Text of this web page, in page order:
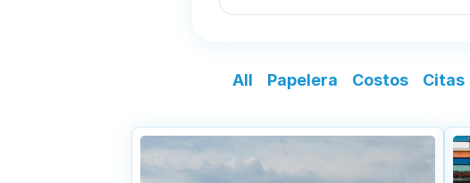
All Papelera Costos Citas